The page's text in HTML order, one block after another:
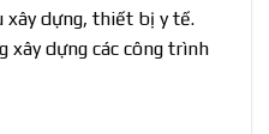
xây dựng, thiết bị y tế.
dựng các công trình